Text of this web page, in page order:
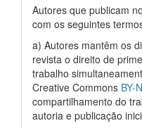
Autores que publicam no
com os seguintes
a) Autores mantêm os
revista o direito de
trabalho
Creative Commons BY-
compartilhamento do
autoria e publicação